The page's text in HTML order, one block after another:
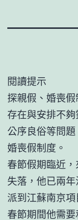
閱讀提示
探親假、婚喪
存在與安排不
公序良俗等問
婚喪假制度。
春節假期臨近
失落，他已兩
派到江蘇南京
春節期間他需